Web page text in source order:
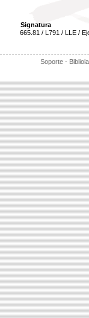
Signatura
665.81 / L791 / LLE /
Soporte -